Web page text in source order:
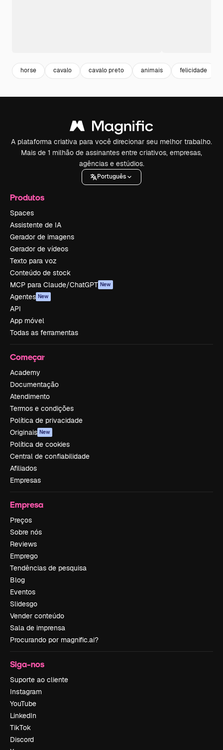
horse cavalo cavalo preto animais felicidade
A plataforma criativa para você direcionar seu melhor trabalho.
Mais de 1 milhão de assinantes entre criativos, empresas,
agências e estúdios.
Português
Produtos
Spaces
Assistente de IA
Gerador de imagens
Gerador de vídeos
Texto para voz
Conteúdo de stock
MCP para Claude/ChatGPT New
Agentes New
API
App móvel
Todas as ferramentas
Começar
Academy
Documentação
Atendimento
Termos e condições
Política de privacidade
Originais New
Política de cookies
Central de confiabilidade
Afiliados
Empresas
Empresa
Preços
Sobre nós
Reviews
Emprego
Tendências de pesquisa
Blog
Eventos
Slidesgo
Vender conteúdo
Sala de imprensa
Procurando por magnific.ai?
Siga-nos
Suporte ao cliente
Instagram
YouTube
LinkedIn
TikTok
Discord